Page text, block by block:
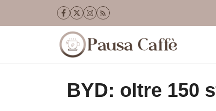
BYD: oltre 150